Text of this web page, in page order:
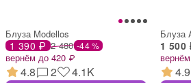
Блуза Modellos
1 390 ₽ 2 480 -44 %
вернём до 420 ₽
4.8 2 4.1K
Блуза
1 500
4.9